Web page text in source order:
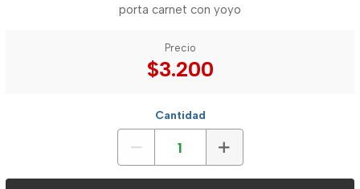
porta carnet con yoyo
Precio
$3.200
Cantidad